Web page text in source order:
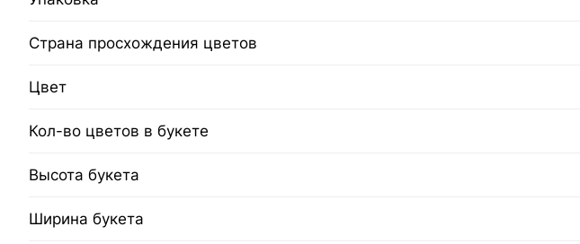
Страна просхождения цветов
Цвет
Кол-во цветов в букете
Высота букета
Ширина букета